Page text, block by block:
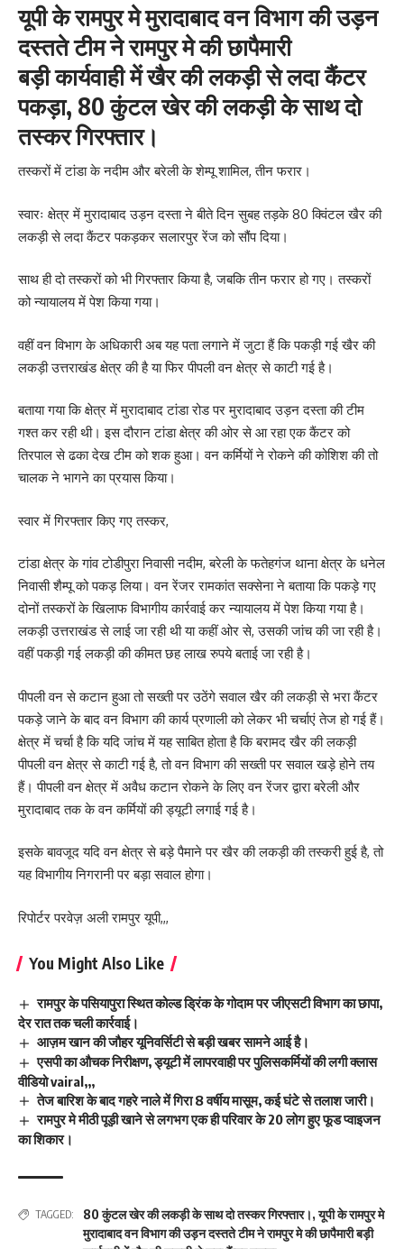
यूपी के रामपुर मे मुरादाबाद वन विभाग की उड़न
दस्तते टीम ने रामपुर मे की छापैमारी
बड़ी कार्यवाही में खैर की लकड़ी से लदा कैंटर
पकड़ा, 80 कुंटल खेर की लकड़ी के साथ दो
तस्कर गिरफ्तार।
तस्करों में टांडा के नदीम और बरेली के शेम्पू शामिल, तीन फरार।
स्वारः क्षेत्र में मुरादाबाद उड़न दस्ता ने बीते दिन सुबह तड़के 80 क्विंटल खैर की
लकड़ी से लदा कैंटर पकड़कर सलारपुर रेंज को सौंप दिया।
साथ ही दो तस्करों को भी गिरफ्तार किया है, जबकि तीन फरार हो गए। तस्करों
को न्यायालय में पेश किया गया।
वहीं वन विभाग के अधिकारी अब यह पता लगाने में जुटा हैं कि पकड़ी गई खैर की
लकड़ी उत्तराखंड क्षेत्र की है या फिर पीपली वन क्षेत्र से काटी गई है।
बताया गया कि क्षेत्र में मुरादाबाद टांडा रोड पर मुरादाबाद उड़न दस्ता की टीम
गश्त कर रही थी। इस दौरान टांडा क्षेत्र की ओर से आ रहा एक कैंटर को
तिरपाल से ढका देख टीम को शक हुआ। वन कर्मियों ने रोकने की कोशिश की तो
चालक ने भागने का प्रयास किया।
स्वार में गिरफ्तार किए गए तस्कर,
टांडा क्षेत्र के गांव टोडीपुरा निवासी नदीम, बरेली के फतेहगंज थाना क्षेत्र के धनेल
निवासी शैम्पू को पकड़ लिया। वन रेंजर रामकांत सक्सेना ने बताया कि पकड़े गए
दोनों तस्करों के खिलाफ विभागीय कार्रवाई कर न्यायालय में पेश किया गया है।
लकड़ी उत्तराखंड से लाई जा रही थी या कहीं ओर से, उसकी जांच की जा रही है।
वहीं पकड़ी गई लकड़ी की कीमत छह लाख रुपये बताई जा रही है।
पीपली वन से कटान हुआ तो सख्ती पर उठेंगे सवाल खैर की लकड़ी से भरा कैंटर
पकड़े जाने के बाद वन विभाग की कार्य प्रणाली को लेकर भी चर्चाएं तेज हो गई हैं।
क्षेत्र में चर्चा है कि यदि जांच में यह साबित होता है कि बरामद खैर की लकड़ी
पीपली वन क्षेत्र से काटी गई है, तो वन विभाग की सख्ती पर सवाल खड़े होने तय
हैं। पीपली वन क्षेत्र में अवैध कटान रोकने के लिए वन रेंजर द्वारा बरेली और
मुरादाबाद तक के वन कर्मियों की ड्यूटी लगाई गई है।
इसके बावजूद यदि वन क्षेत्र से बड़े पैमाने पर खैर की लकड़ी की तस्करी हुई है, तो
यह विभागीय निगरानी पर बड़ा सवाल होगा।
रिपोर्टर परवेज़ अली रामपुर यूपी,,,
You Might Also Like
रामपुर के पसियापुरा स्थित कोल्ड ड्रिंक के गोदाम पर जीएसटी विभाग का छापा,
देर रात तक चली कार्रवाई।
आज़म खान की जौहर यूनिवर्सिटी से बड़ी खबर सामने आई है।
एसपी का औचक निरीक्षण, ड्यूटी में लापरवाही पर पुलिसकर्मियों की लगी क्लास
वीडियो vairal,,,
तेज बारिश के बाद गहरे नाले में गिरा 8 वर्षीय मासूम, कई घंटे से तलाश जारी।
रामपुर मे मीठी पूड़ी खाने से लगभग एक ही परिवार के 20 लोग हुए फूड प्वाइजन
का शिकार।
TAGGED: 80 कुंटल खेर की लकड़ी के साथ दो तस्कर गिरफ्तार।,यूपी के रामपुर मे
मुरादाबाद वन विभाग की उड़न दस्तते टीम ने रामपुर मे की छापैमारी बड़ी